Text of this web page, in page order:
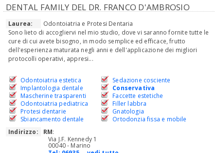
DENTAL FAMILY DEL DR. FRANCO D'AMBROSIO
Laurea:
Odontoiatria e Protesi Dentaria
Sono lieto di accogliervi nel mio studio, dove vi saranno fornite tutte le
cure di cui avete bisogno, in modo semplice ed efficace, frutto
dell'esperienza maturata negli anni e dell'applicazione dei migliori
protocolli operativi, appresi...
Odontoiatria estetica
Implantologia dentale
Mascherine trasparenti
Odontoiatria pediatrica
Protesi dentarie
Sbiancamento dentale
Sedazione cosciente
Conservativa
Faccette estetiche
Filler labbra
Gnatologia
Ortodonzia fissa e mobile
Indirizzo:
RM:
Via J.F. Kennedy 1
00040 - Marino